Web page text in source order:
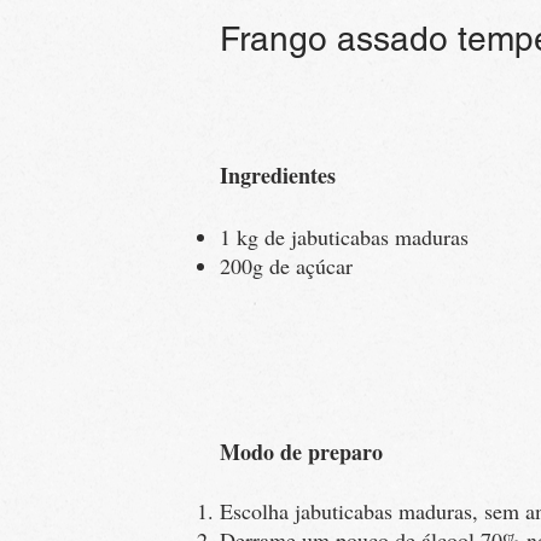
Frango assado
Ingredientes
1 kg de jabuticabas maduras
200g de açúcar
Modo de preparo
Escolha jabuticabas maduras, sem